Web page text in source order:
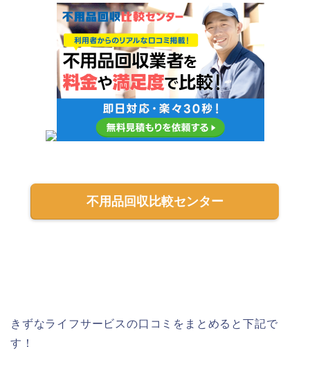
不用品回収比較センター
きずなライフサービスの口コミをまとめると下記で
す！